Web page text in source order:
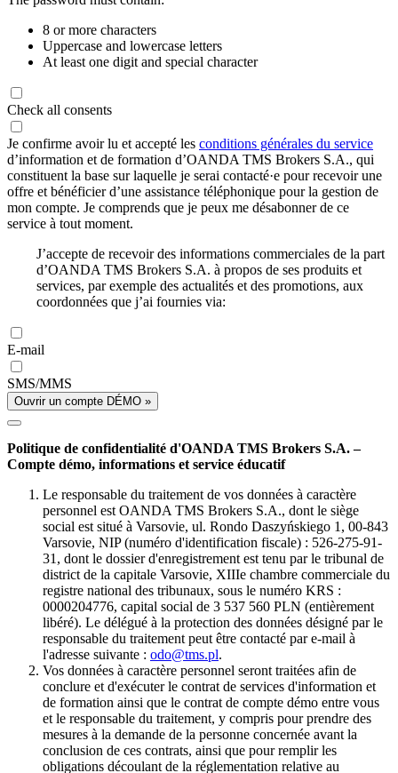
8 or more characters
Uppercase and lowercase letters
At least one digit and special character
Check all consents
Je confirme avoir lu et accepté les conditions générales du service
d’information et de formation d’OANDA TMS Brokers S.A., qui
constituent la base sur laquelle je serai contacté·e pour recevoir une
offre et bénéficier d’une assistance téléphonique pour la gestion de
mon compte. Je comprends que je peux me désabonner de ce
service à tout moment.
J’accepte de recevoir des informations commerciales de la part
d’OANDA TMS Brokers S.A. à propos de ses produits et
services, par exemple des actualités et des promotions, aux
coordonnées que j’ai fournies via:
E-mail
SMS/MMS
Ouvrir un compte DÉMO »
Politique de confidentialité d'OANDA TMS Brokers S.A. –
Compte démo, informations et service éducatif
Le responsable du traitement de vos données à caractère
personnel est OANDA TMS Brokers S.A., dont le siège
social est situé à Varsovie, ul. Rondo Daszyńskiego 1, 00-843
Varsovie, NIP (numéro d'identification fiscale) : 526-275-91-
31, dont le dossier d'enregistrement est tenu par le tribunal de
district de la capitale Varsovie, XIIIe chambre commerciale du
registre national des tribunaux, sous le numéro KRS :
0000204776, capital social de 3 537 560 PLN (entièrement
libéré). Le délégué à la protection des données désigné par le
responsable du traitement peut être contacté par e-mail à
l'adresse suivante : odo@tms.pl.
Vos données à caractère personnel seront traitées afin de
conclure et d'exécuter le contrat de services d'information et
de formation ainsi que le contrat de compte démo entre vous
et le responsable du traitement, y compris pour prendre des
mesures à la demande de la personne concernée avant la
conclusion de ces contrats, ainsi que pour remplir les
obligations découlant de la réglementation relative au